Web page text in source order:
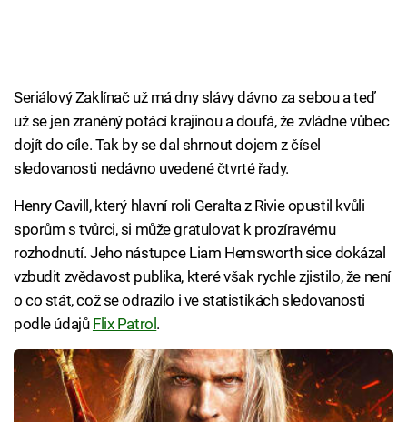
Seriálový Zaklínač už má dny slávy dávno za sebou a teď
už se jen zraněný potácí krajinou a doufá, že zvládne vůbec
dojít do cíle. Tak by se dal shrnout dojem z čísel
sledovanosti nedávno uvedené čtvrté řady.
Henry Cavill, který hlavní roli Geralta z Rivie opustil kvůli
sporům s tvůrci, si může gratulovat k prozíravému
rozhodnutí. Jeho nástupce Liam Hemsworth sice dokázal
vzbudit zvědavost publika, které však rychle zjistilo, že není
o co stát, což se odrazilo i ve statistikách sledovanosti
podle údajů Flix Patrol .